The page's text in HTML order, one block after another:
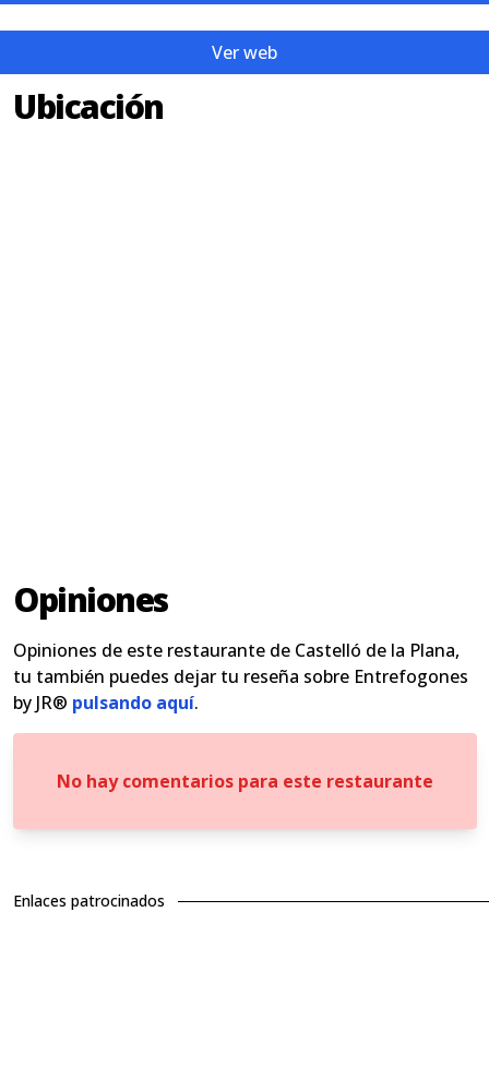
Ver web
Ubicación
Opiniones
Opiniones de este restaurante de Castelló de la Plana,
tu también puedes dejar tu reseña sobre Entrefogones
by JR® pulsando aquí.
No hay comentarios para este restaurante
Enlaces patrocinados